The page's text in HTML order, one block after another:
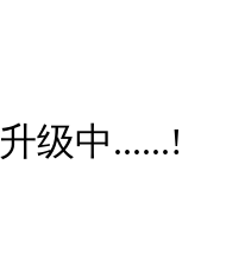
级中......!